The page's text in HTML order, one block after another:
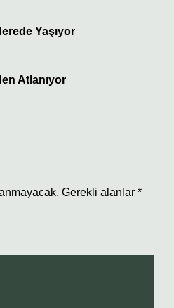
Yaşıyor
Atlanıyor
Gerekli alanlar *